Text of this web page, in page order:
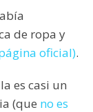
de ropa y
oficial).
es casi un
(que no es